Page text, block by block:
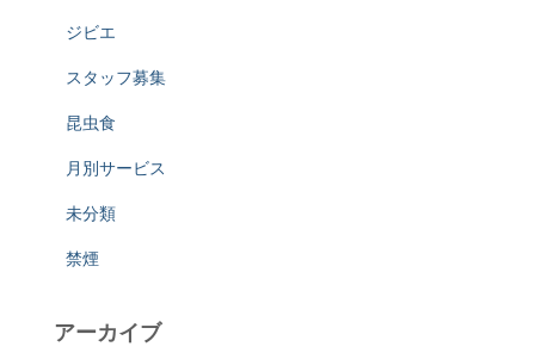
ジビエ
スタッフ募集
昆虫食
月別サービス
未分類
禁煙
アーカイブ